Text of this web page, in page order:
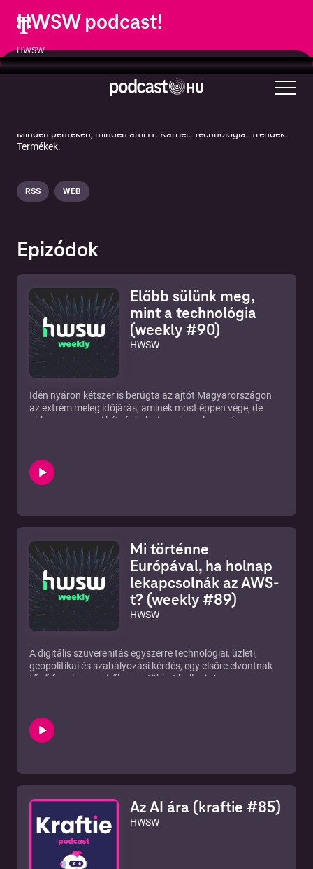
HWSW podcast!
HWSW
Minden pénteken, minden ami IT. Karrier. Technológia. Trendek.
Termékek.
RSS WEB
Epizódok
Előbb sülünk meg,
mint a technológia
(weekly #90)
HWSW
Idén nyáron kétszer is berúgta az ajtót Magyarországon
az extrém meleg időjárás, aminek most éppen vége, de
abban szemernyi kétségünk sincs, hogy lesz még
azonban nem volt nagy "leolvadás" sem az
adatközpontokban sem az infrastruktúrában. Ebben a
Weekly adásban arról beszélgettünk, hogy mennyire
megbeszéltük, hogy ha Dubajban van működő
mobilhálózat nyáron, akkor nekünk sincs nagyon mitől
félnünk - már ha éppen van áram. Az adásban elhangzott
cikkek, videók, tartalmak a Discord csatornánkon érhetők
el, ahol még beszélgetni is tudsz velünk, illetve a többi
hallgatóval. https://discord.hwsw.hu/ Adásainkat
megtaláljátok a SoundCloudon, a Spotify-on, az Apple
Music-on is.
Mi történne
Európával, ha holnap
lekapcsolnák az AWS-
t? (weekly #89)
HWSW
A digitális szuverenitás egyszerre technológiai, üzleti,
geopolitikai és szabályozási kérdés, egy elsőre elvontnak
tűnő fogalom, amiről egyre többet hallani. A
Amazon, Google) kezében van, miközben Európában egyre
erősebb az igény arra, hogy a kritikus rendszerek feletti
ellenőrzés ne külső szereplőktől függjön. De mennyire
IVSZ - Digitális Vállalkozások Szövetsége szabályozási
szakértőjével. Az adásban elhangzott cikkek, videók,
tartalmak a Discord csatornánkon érhetők el, ahol még
beszélgetni is tudsz velünk, illetve a többi hallgatóval.
https://discord.hwsw.hu/ Adásainkat megtaláljátok a
Az AI ára (kraftie #85)
HWSW